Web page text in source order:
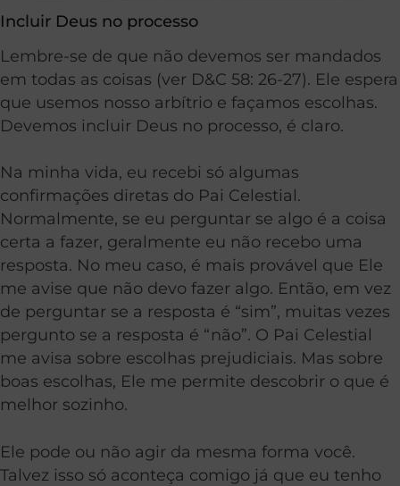
Incluir Deus no processo
Lembre-se de que não devemos ser mandados
em todas as coisas (ver D&C 58: 26-27). Ele espera
que usemos nosso arbítrio e façamos escolhas.
Devemos incluir Deus no processo, é claro.
Na minha vida, eu recebi só algumas
confirmações diretas do Pai Celestial.
Normalmente, se eu perguntar se algo é a coisa
certa a fazer, geralmente eu não recebo uma
resposta. No meu caso, é mais provável que Ele
me avise que não devo fazer algo. Então, em vez
de perguntar se a resposta é “sim”, muitas vezes
pergunto se a resposta é “não”. O Pai Celestial
me avisa sobre escolhas prejudiciais. Mas sobre
boas escolhas, Ele me permite descobrir o que é
melhor sozinho.
Ele pode ou não agir da mesma forma você.
Talvez isso só aconteça comigo já que eu tenho